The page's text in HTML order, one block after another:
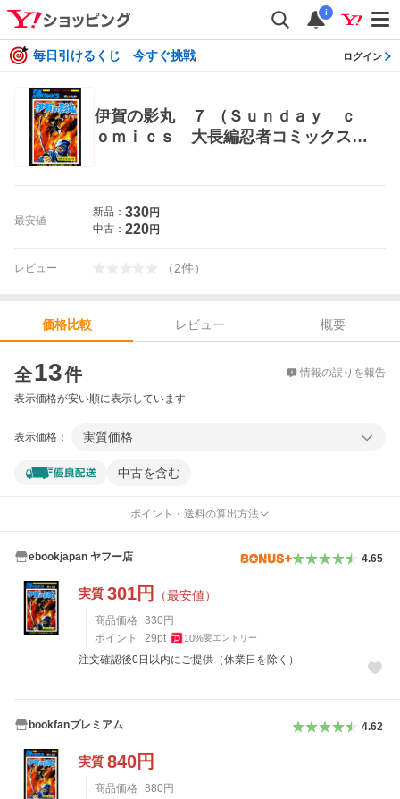
i
毎日引けるくじ 今すぐ挑戦 ログイン
伊賀の影丸 ７ （Ｓｕｎｄａｙ ｃ
ｏｍｉｃｓ 大長編忍者コミックス）
最安値
新品： 330円
中古： 220円
レビュー （2件）
価格比較 レビュー
概要
全13件 情報の誤りを報告
表示価格が安い順に表示しています
表示価格： 実質価格
中古を含む
ポイント・送料の算出方法
ebookjapan ヤフー店 4.65
実質 301円 （最安値）
商品価格 330 円
ポイント
29pt 10%要エントリー
注文確認後0日以内にご提供（休業日を除く）
bookfanプレミアム 4.62
実質 840円
商品価格 880 円